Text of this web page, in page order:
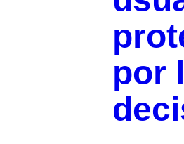
por